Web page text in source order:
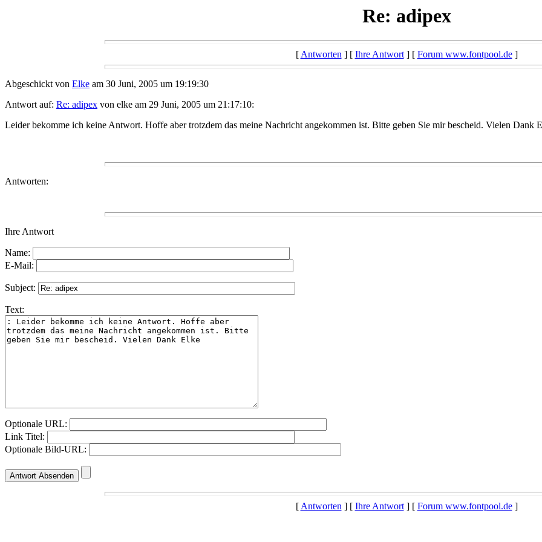
Re: adipex
[Antworten] [ Ihre Antwort] [ Forum www.fontpool.de]
Abgeschickt von Elke am 30 Juni, 2005 um 19:19:30
Antwort auf: Re: adipex von elke am 29 Juni, 2005 um 21:17:10:
Leider bekomme ich keine Antwort. Hoffe aber trotzdem das meine Nachricht angekommen ist. Bitte geben Sie mir bescheid. Vielen Dank
Antworten:
Ihre Antwort
Name:
E-Mail:
Subject:
Text:
Optionale URL:
Link Titel:
Optionale Bild-URL:
[Antworten] [ Ihre Antwort] [ Forum www.fontpool.de]